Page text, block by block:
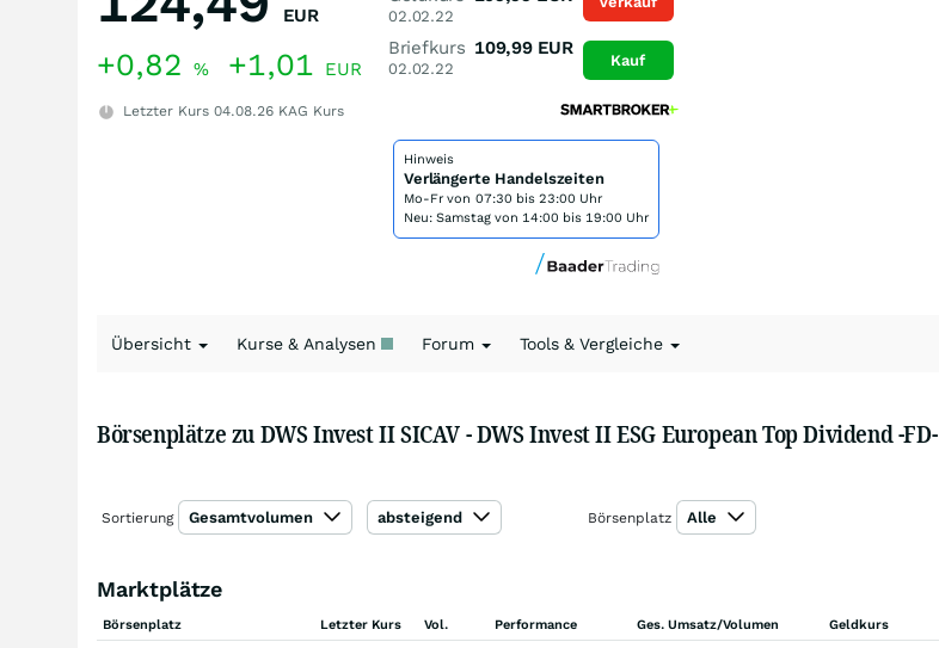
EUR
+0,82 % +1,01 EUR
Letzter Kurs 04.08.26 KAG Kurs
02.02.22
Briefkurs
02.02.22
109,99 EUR
Kauf
Hinweis
Verlängerte Handelszeiten
Mo-Fr von 07:30 bis 23:00 Uhr
Neu: Samstag von 14:00 bis 19:00 Uhr
Übersicht Kurse & Analysen Forum Tools & Vergleiche
Börsenplätze zu DWS Invest II SICAV - DWS Invest II ESG European Top Dividend -FD-
Sortierung Gesamtvolumen absteigend Börsenplatz Alle
Marktplätze
Börsenplatz Letzter Kurs Vol. Performance Ges. Umsatz/Volumen Geldkurs